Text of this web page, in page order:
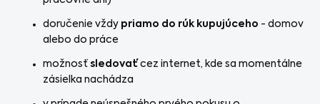
doručenie vždy priamo do rúk kupujúceho - domov
alebo do práce
možnosť sledovať cez internet, kde sa momentálne
zásielka nachádza